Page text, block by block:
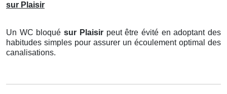
sur Plaisir
Un WC bloquésur Plaisir peut être évité en adoptant des
habitudes simples pour assurer un écoulement optimal des
canalisations.